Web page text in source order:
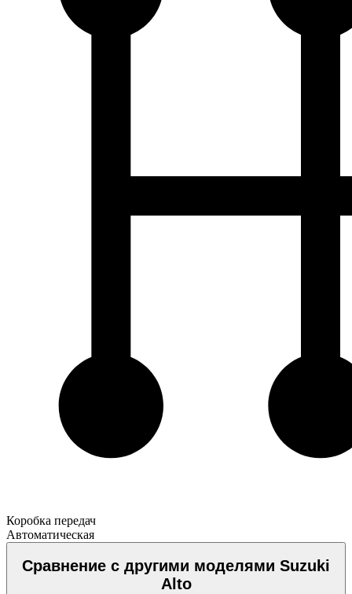
Коробка передач
Автоматическая
Сравнение с другими моделями Suzuki
Alto